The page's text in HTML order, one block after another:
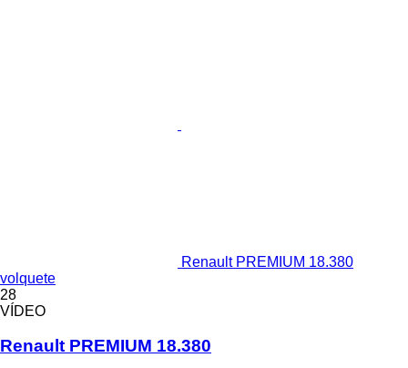
Renault PREMIUM 18.380
volquete
28
VÍDEO
Renault PREMIUM 18.380